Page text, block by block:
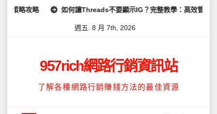
Skip
攻略 如何讓Threads不要顯示IG？完整教學：高效管理你的線
週五. 8 月 7th, 2026
957rich網路行銷資訊站
了解各種網路行銷賺錢方法的最佳資源